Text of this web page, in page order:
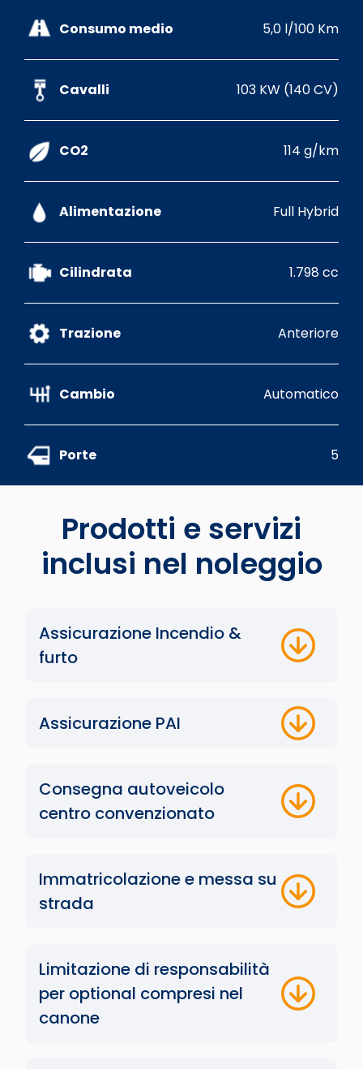
Consumo medio 5,0 l/100 Km
Cavalli 103 KW (140 CV)
CO2 114 g/km
Alimentazione Full Hybrid
Cilindrata 1.798 cc
Trazione Anteriore
Cambio Automatico
Porte 5
Prodotti e servizi
inclusi nel noleggio
Assicurazione Incendio &
furto
Assicurazione PAI
Consegna autoveicolo
centro convenzionato
Immatricolazione e messa su
strada
Limitazione di responsabilità
per optional compresi nel
canone